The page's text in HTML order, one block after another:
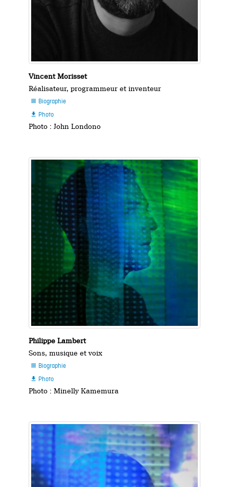
Vincent Morisset
Réalisateur, programmeur et inventeur
 Biographie
 Photo
Photo : John Londono
Philippe Lambert
Sons, musique et voix
 Biographie
 Photo
Photo : Minelly Kamemura